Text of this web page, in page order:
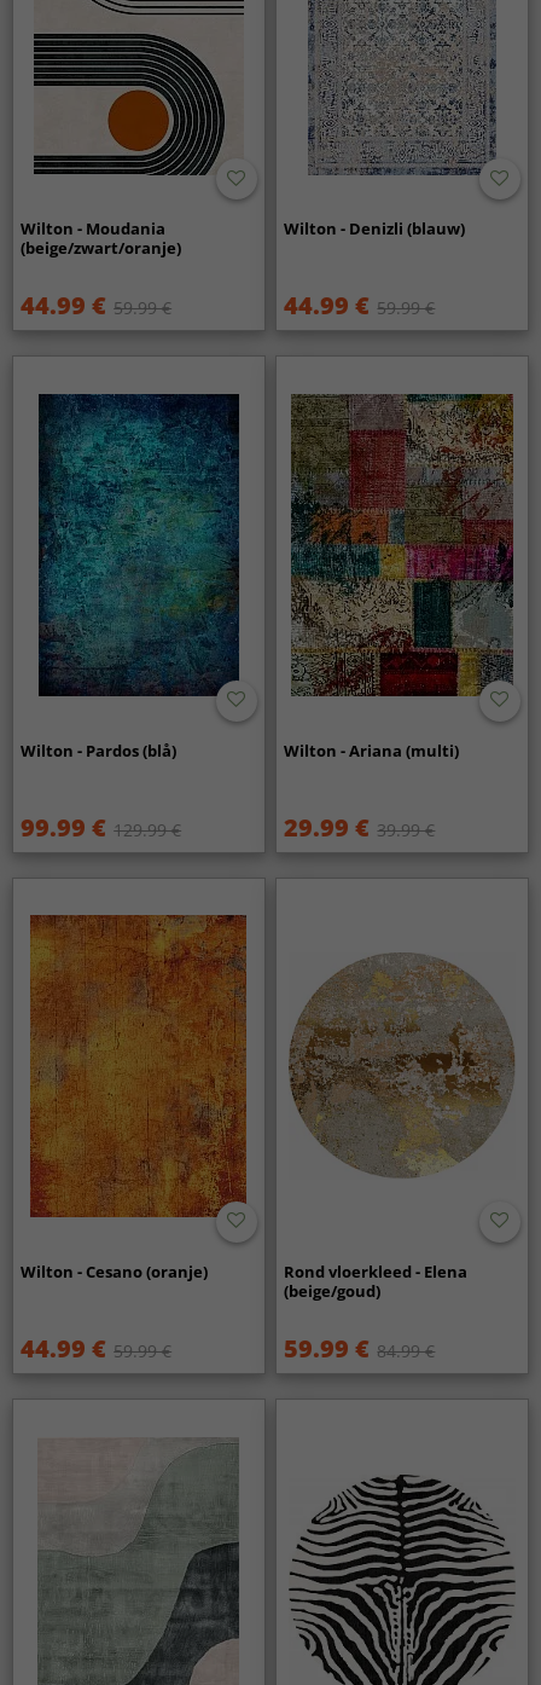
Wilton - Moudania
(beige/zwart/oranje)
44.99 € 59.99 €
Wilton - Denizli (blauw)
44.99 € 59.99 €
Wilton - Pardos (blå)
99.99 € 129.99 €
Wilton - Ariana (multi)
29.99 € 39.99 €
Wilton - Cesano (oranje)
44.99 € 59.99 €
Rond vloerkleed - Elena
(beige/goud)
59.99 € 84.99 €